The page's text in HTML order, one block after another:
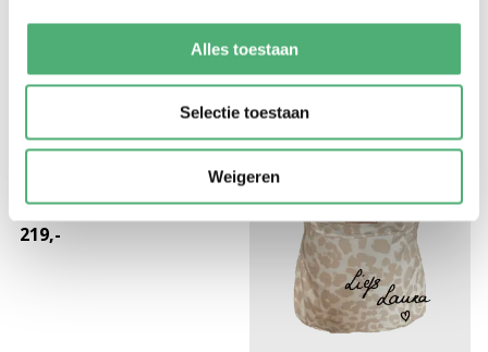
Alles toestaan
Selectie toestaan
Weigeren
219,- 189,-
Leopardo della sabbia
219,-